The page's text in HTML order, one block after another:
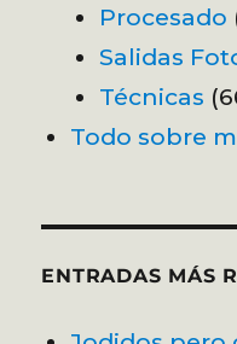
Procesado
Salidas
Técnicas
Todo sobre
ENTRADAS MÁS